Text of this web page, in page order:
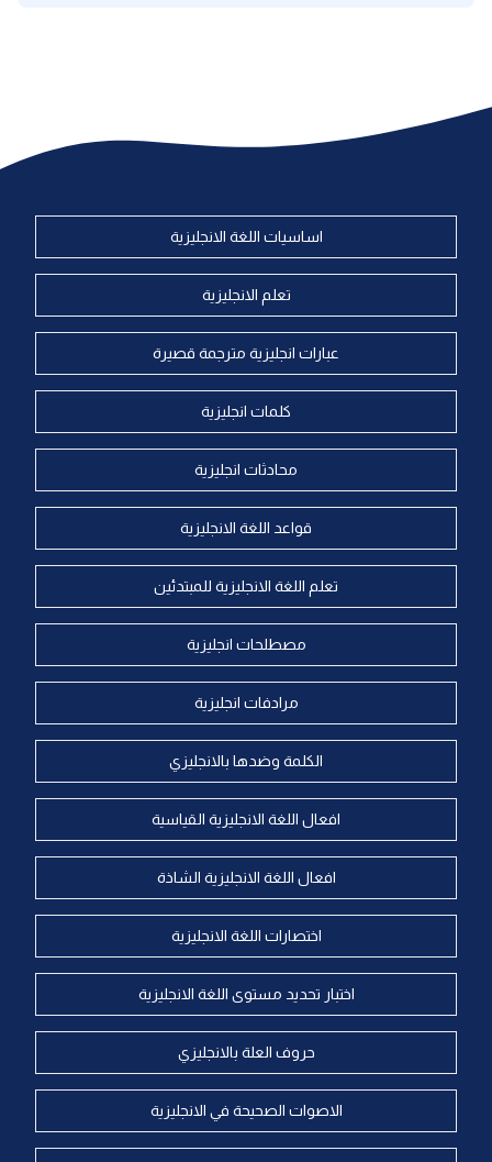
اساسيات اللغة الانجليزية
تعلم الانجليزية
عبارات انجليزية مترجمة قصيرة
كلمات انجليزية
محادثات انجليزية
قواعد اللغة الانجليزية
تعلم اللغة الانجليزية للمبتدئين
مصطلحات انجليزية
مرادفات انجليزية
الكلمة وضدها بالانجليزي
افعال اللغة الانجليزية القياسية
افعال اللغة الانجليزية الشاذة
اختصارات اللغة الانجليزية
اختبار تحديد مستوى اللغة الانجليزية
حروف العلة بالانجليزي
الاصوات الصحيحة في الانجليزية